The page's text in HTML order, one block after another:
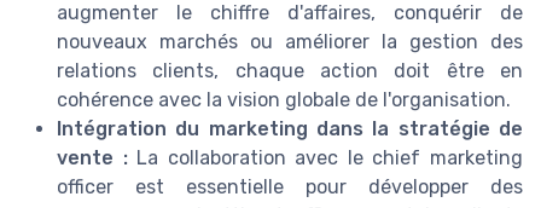
augmenter le chiffre d'affaires, conquérir de
nouveaux marchés ou améliorer la gestion des
relations clients, chaque action doit être en
cohérence avec la vision globale de l'organisation.
Intégration du marketing dans la stratégie de
vente :La collaboration avec le chief marketing
officer est essentielle pour développer des